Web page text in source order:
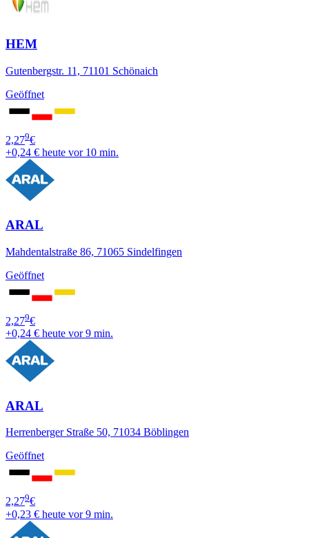
HEM
Gutenbergstr. 11, 71101 Schönaich
Geöffnet
2,279€
+0,24 € heute vor 10 min.
ARAL
Mahdentalstraße 86, 71065 Sindelfingen
Geöffnet
2,279€
+0,24 € heute vor 9 min.
ARAL
Herrenberger Straße 50, 71034 Böblingen
Geöffnet
2,279€
+0,23 € heute vor 9 min.